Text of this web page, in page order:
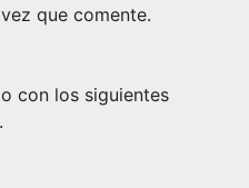
que comente.
con los siguientes